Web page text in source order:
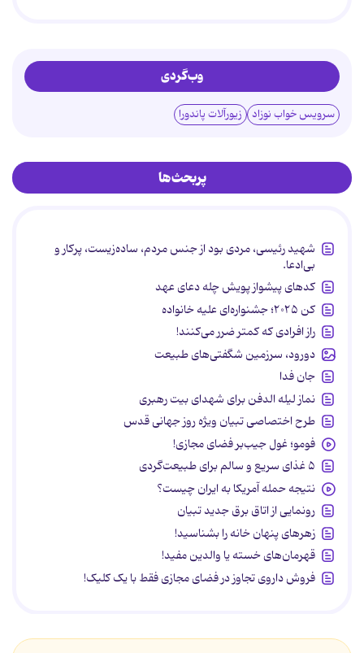
وب‌گردی
سرویس خواب نوزاد زیورآلات پاندورا
پربحث‌ها
شهید رئیسی، مردی بود از جنس مردم، ساده‌زیست، پرکار و
بی‌ادعا.
کدهای پیشواز پویش چله دعای عهد
کن ۲۰۲۵؛ جشنواره‌ای علیه خانواده
راز افرادی که کمتر ضرر می‌کنند!
دورود، سرزمین شگفتی‌های طبیعت
جان فدا
نماز لیله الدفن برای شهدای بیت رهبری
طرح اختصاصی تبیان ویژه روز جهانی قدس
فومو؛ غول جیب‌بر فضای مجازی!
۵ غذای سریع و سالم برای طبیعت‌گردی
نتیجه حمله آمریکا به ایران چیست؟
رونمایی از اتاق برق جدید تبیان
زهرهای پنهان خانه را بشناسید!
قهرمان‌های خسته یا والدین مفید!
فروش داروی تجاوز در فضای مجازی فقط با یک کلیک!